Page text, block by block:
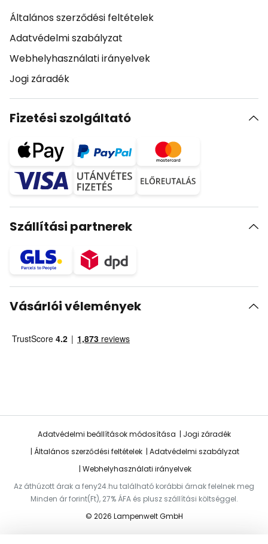
Általános szerződési feltételek
Adatvédelmi szabályzat
Webhelyhasználati irányelvek
Jogi záradék
Fizetési szolgáltató
Szállítási partnerek
Vásárlói vélemények
Adatvédelmi beállítások módosítása
Jogi záradék
Általános szerződési feltételek
Adatvédelmi szabályzat
Webhelyhasználati irányelvek
Az áthúzott árak a feny24.hu található korábbi árnak felelnek meg
Minden ár forint(Ft), 27% ÁFA és plusz szállítási költséggel.
© 2026 Lampenwelt GmbH